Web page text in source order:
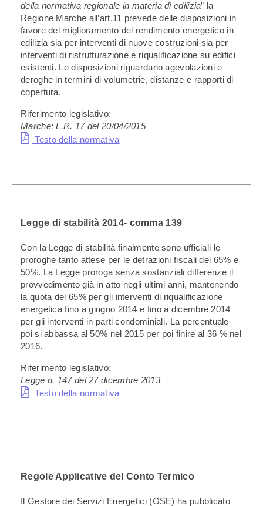
della normativa regionale in materia di edilizia” la
Regione Marche all’art.11 prevede delle disposizioni in
favore del miglioramento del rendimento energetico in
edilizia sia per interventi di nuove costruzioni sia per
interventi di ristrutturazione e riqualificazione su edifici
esistenti. Le disposizioni riguardano agevolazioni e
deroghe in termini di volumetrie, distanze e rapporti di
copertura.
Riferimento legislativo:
Marche: L.R. 17 del 20/04/2015
Testo della normativa
Legge di stabilità 2014- comma 139
Con la Legge di stabilità finalmente sono ufficiali le
proroghe tanto attese per le detrazioni fiscali del 65% e
50%. La Legge proroga senza sostanziali differenze il
provvedimento già in atto negli ultimi anni, mantenendo
la quota del 65% per gli interventi di riqualificazione
energetica fino a giugno 2014 e fino a dicembre 2014
per gli interventi in parti condominiali. La percentuale
poi si abbassa al 50% nel 2015 per poi finire al 36 % nel
2016.
Riferimento legislativo:
Legge n. 147 del 27 dicembre 2013
Testo della normativa
Regole Applicative del Conto Termico
Il Gestore dei Servizi Energetici (GSE) ha pubblicato